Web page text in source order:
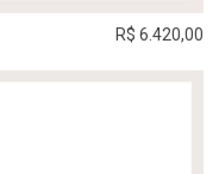
R$ 6.420,00